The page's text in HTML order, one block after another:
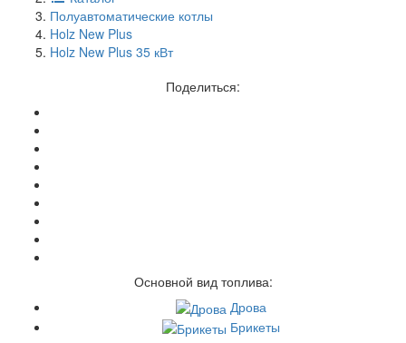
Полуавтоматические котлы
Holz New Plus
Holz New Plus 35 кВт
Поделиться:
Основной вид топлива:
Дрова
Брикеты